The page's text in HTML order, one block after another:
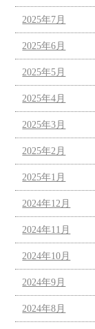
2025年7月
2025年6月
2025年5月
2025年4月
2025年3月
2025年2月
2025年1月
2024年12月
2024年11月
2024年10月
2024年9月
2024年8月